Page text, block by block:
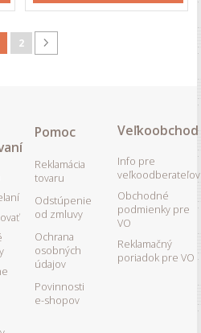
2
Pomoc
Reklamácia
tovaru
Odstúpenie
od zmluvy
Ochrana
osobných
údajov
Povinnosti
e-shopov
Veľkoobchod
Info pre
veľkoodberateľov
Obchodné
podmienky pre
VO
Reklamačný
poriadok pre VO